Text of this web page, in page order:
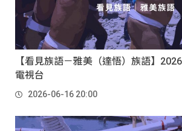
【看見族語－雅美（達悟）族語】
電視台
2026-06-16 20:00